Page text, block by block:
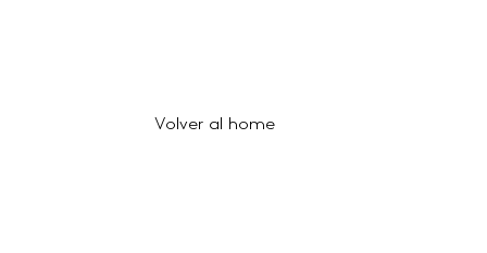
Volver al home